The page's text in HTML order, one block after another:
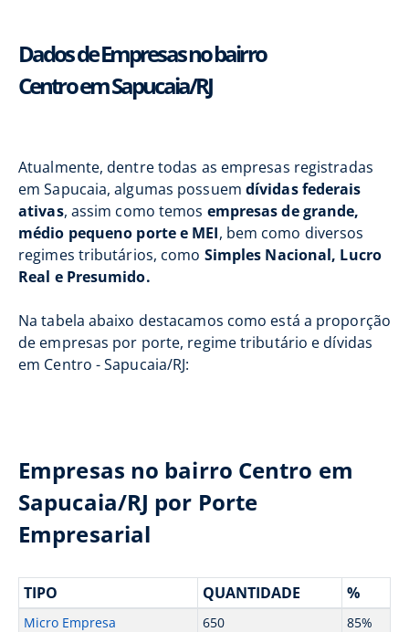
Dados de Empresas no bairro
Centro em Sapucaia/RJ
Atualmente, dentre todas as empresas registradas
em Sapucaia, algumas possuem dívidas federais
ativas, assim como temos empresas de grande,
médio pequeno porte e MEI, bem como diversos
regimes tributários, como Simples Nacional, Lucro
Real e Presumido.
Na tabela abaixo destacamos como está a proporção
de empresas por porte, regime tributário e dívidas
em Centro - Sapucaia/RJ:
Empresas no bairro Centro em
Sapucaia/RJ por Porte
Empresarial
TIPO QUANTIDADE %
Micro Empresa 650
85%